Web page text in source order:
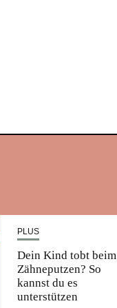
PLUS
Dein Kind tobt beim
Zähneputzen? So
kannst du es
unterstützen